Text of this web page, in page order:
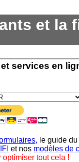
et la
services en
le guide du
et nos modèles de
optimiser tout cela !